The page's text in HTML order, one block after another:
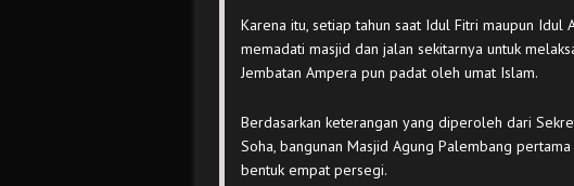
Karena itu, setiap tahun saat Idul Fitri maupun Idul
memadati masjid dan jalan sekitarnya untuk
Jembatan Ampera pun padat oleh umat Islam.
Berdasarkan keterangan yang diperoleh dari
Soha, bangunan Masjid Agung Palembang
bentuk empat persegi.